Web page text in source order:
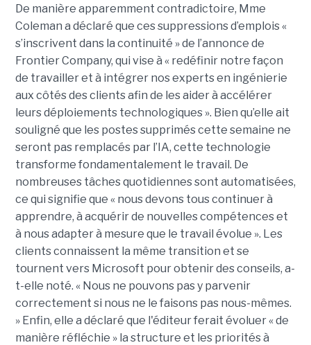
De manière apparemment contradictoire, Mme
Coleman a déclaré que ces suppressions d’emplois «
s’inscrivent dans la continuité » de l’annonce de
Frontier Company, qui vise à « redéfinir notre façon
de travailler et à intégrer nos experts en ingénierie
aux côtés des clients afin de les aider à accélérer
leurs déploiements technologiques ». Bien qu’elle ait
souligné que les postes supprimés cette semaine ne
seront pas remplacés par l’IA, cette technologie
transforme fondamentalement le travail. De
nombreuses tâches quotidiennes sont automatisées,
ce qui signifie que « nous devons tous continuer à
apprendre, à acquérir de nouvelles compétences et
à nous adapter à mesure que le travail évolue ». Les
clients connaissent la même transition et se
tournent vers Microsoft pour obtenir des conseils, a-
t-elle noté. « Nous ne pouvons pas y parvenir
correctement si nous ne le faisons pas nous-mêmes.
» Enfin, elle a déclaré que l'éditeur ferait évoluer « de
manière réfléchie » la structure et les priorités à